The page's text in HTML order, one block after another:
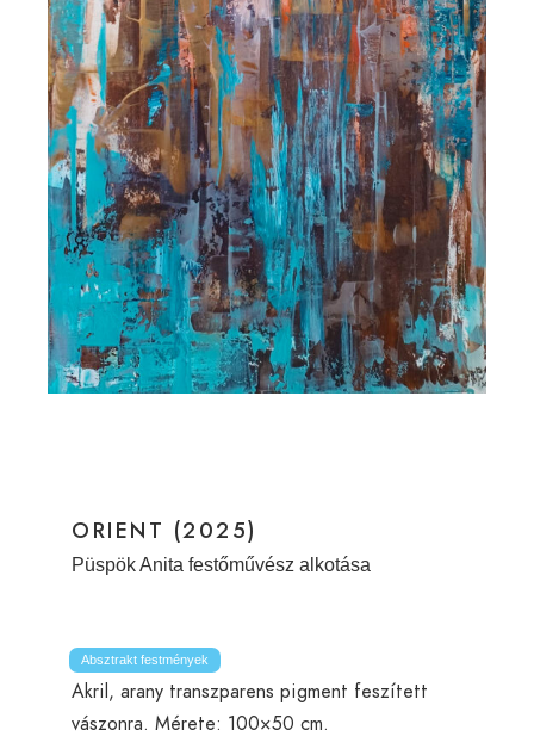
ORIENT (2025)
Püspök Anita festőművész alkotása
Absztrakt festmények
Akril, arany transzparens pigment feszített
vászonra. Mérete: 100×50 cm.